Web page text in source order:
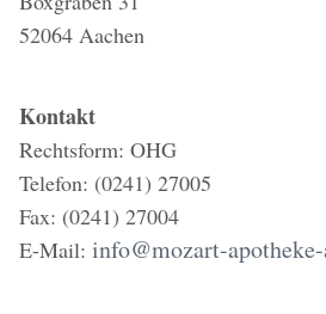
52064 Aachen
Kontakt
Rechtsform: OHG
Telefon: (0241) 27005
Fax: (0241) 27004
E-Mail: info@mozart-apotheke-